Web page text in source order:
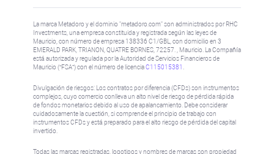
La marca Metadoro y el dominio "metadoro.com" son administrados por RHC
Investments, una empresa constituida y registrada según las leyes de
Mauricio, con número de empresa 138336 C1/GBL, con domicilio en 3
EMERALD PARK, TRIANON, QUATRE BORNES, 72257. , Mauricio. La Compañía
está autorizada y regulada por la Autoridad de Servicios Financieros de
Mauricio (“FSA”) con el número de licenciaC115015381
Divulgación de riesgos: Los contratos por diferencia (CFDs) son instrumentos
complejos, cuyo comercio conlleva un alto nivel de riesgo de pérdida rápida
de fondos monetarios debido al uso de apalancamiento. Debe considerar
cuidadosamente la cuestión, si comprende el principio de trabajo con
instrumentos CFDs y está preparado para el alto riesgo de pérdida del capital
invertido.
Todas las marcas registradas, logotipos y nombres de marcas son propiedad